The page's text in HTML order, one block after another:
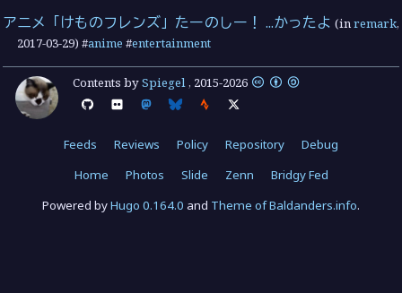
アニメ「けものフレンズ」たーのしー！ ...かったよ (inremark,
2017-03-29) #anime #entertainment
Contents bySpiegel, 2015-2026
Feeds Reviews Policy Repository
Debug
Home
Photos Slide Zenn
Bridgy Fed
Powered byHugo 0.164.0 and Theme of Baldanders.info.